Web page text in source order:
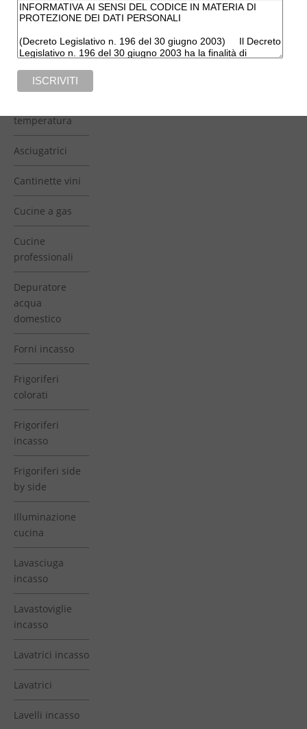
ELETTRODOMESTICI
temperatura
Asciugatrici
Cantinette vini
Cucine a gas
Cucine
professionali
Depuratore
acqua
domestico
Forni incasso
Frigoriferi
colorati
Frigoriferi
incasso
Frigoriferi side
by side
Illuminazione
cucina
Lavasciuga
incasso
Lavastoviglie
incasso
Lavatrici incasso
Lavatrici
Lavelli incasso